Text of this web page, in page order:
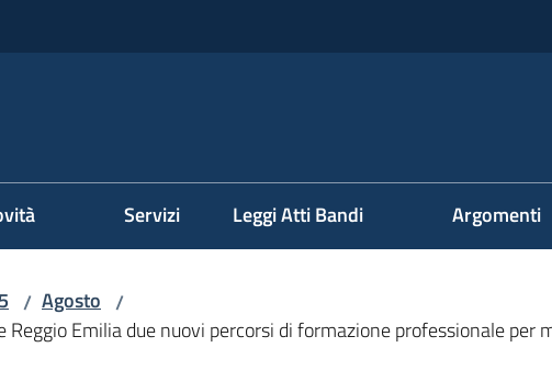
Romagna
Servizi Leggi Atti Bandi Argomenti
/ Agosto /
Reggio Emilia due nuovi percorsi di formazione professionale